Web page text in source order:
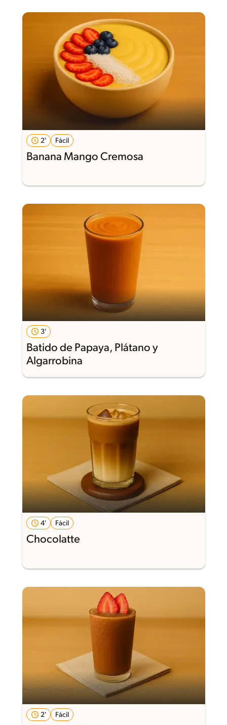
2' Fácil
Banana Mango Cremosa
3'
Batido de Papaya, Plátano y
Algarrobina
4' Fácil
Chocolatte
2' Fácil